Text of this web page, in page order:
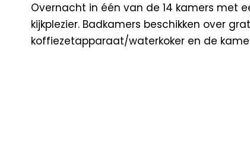
Overnacht in één van de 14 kamers met
kijkplezier. Badkamers beschikken over
koffiezetapparaat/waterkoker en de